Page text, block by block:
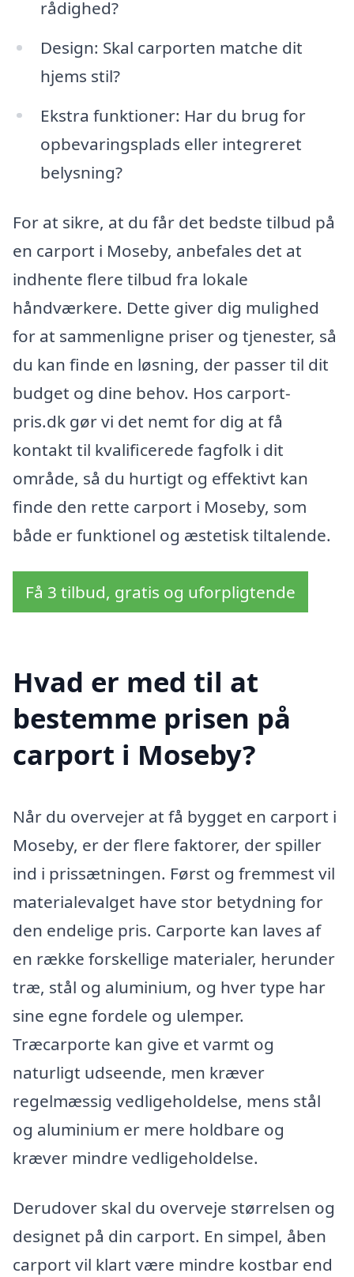
rådighed?
Design: Skal carporten matche dit
hjems stil?
Ekstra funktioner: Har du brug for
opbevaringsplads eller integreret
belysning?
For at sikre, at du får det bedste tilbud på
en carport i Moseby, anbefales det at
indhente flere tilbud fra lokale
håndværkere. Dette giver dig mulighed
for at sammenligne priser og tjenester, så
du kan finde en løsning, der passer til dit
budget og dine behov. Hos carport-
pris.dk gør vi det nemt for dig at få
kontakt til kvalificerede fagfolk i dit
område, så du hurtigt og effektivt kan
finde den rette carport i Moseby, som
både er funktionel og æstetisk tiltalende.
Få 3 tilbud, gratis og uforpligtende
Hvad er med til at
bestemme prisen på
carport i Moseby?
Når du overvejer at få bygget en carport i
Moseby, er der flere faktorer, der spiller
ind i prissætningen. Først og fremmest vil
materialevalget have stor betydning for
den endelige pris. Carporte kan laves af
en række forskellige materialer, herunder
træ, stål og aluminium, og hver type har
sine egne fordele og ulemper.
Træcarporte kan give et varmt og
naturligt udseende, men kræver
regelmæssig vedligeholdelse, mens stål
og aluminium er mere holdbare og
kræver mindre vedligeholdelse.
Derudover skal du overveje størrelsen og
designet på din carport. En simpel, åben
carport vil klart være mindre kostbar end